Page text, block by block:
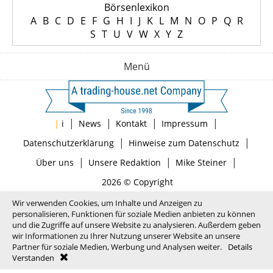
Börsenlexikon
A B C D E F G H I J K L M N O P Q R
S T U V W X Y Z
Menü
| i | News | Kontakt | Impressum |
Datenschutzerklärung| Hinweise zum Datenschutz |
Über uns | Unsere Redaktion | Mike Steiner|
2026 © Copyright
Wir verwenden Cookies, um Inhalte und Anzeigen zu
personalisieren, Funktionen für soziale Medien anbieten zu können
und die Zugriffe auf unsere Website zu analysieren. Außerdem geben
wir Informationen zu Ihrer Nutzung unserer Website an unsere
Partner für soziale Medien, Werbung und Analysen weiter.
Details
Verstanden